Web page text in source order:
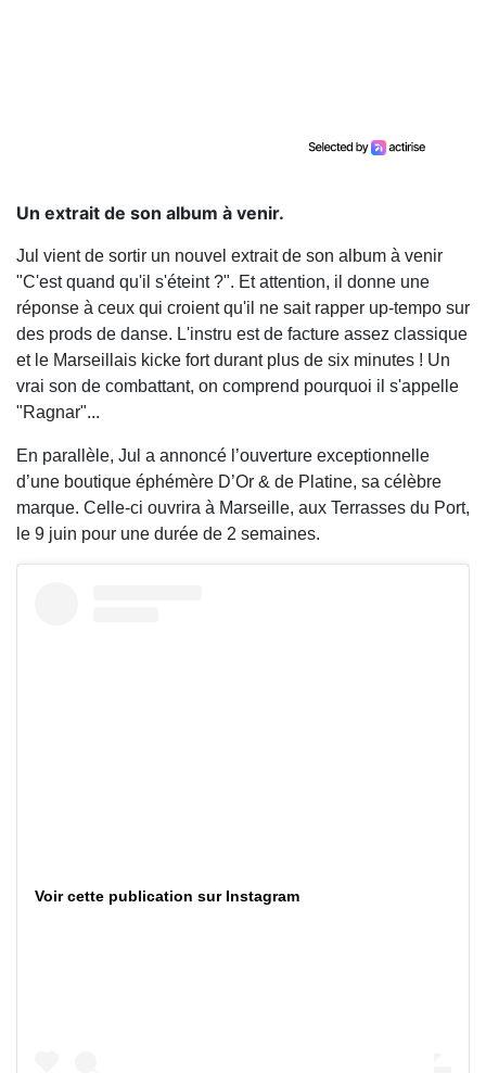
Un extrait de son album à venir.
Jul vient de sortir un nouvel extrait de son album à venir
"C'est quand qu'il s'éteint ?". Et attention, il donne une
réponse à ceux qui croient qu'il ne sait rapper up-tempo sur
des prods de danse. L'instru est de facture assez classique
et le Marseillais kicke fort durant plus de six minutes ! Un
vrai son de combattant, on comprend pourquoi il s'appelle
"Ragnar"...
En parallèle, Jul a annoncé l’ouverture exceptionnelle
d’une boutique éphémère D’Or & de Platine, sa célèbre
marque. Celle-ci ouvrira à Marseille, aux Terrasses du Port,
le 9 juin pour une durée de 2 semaines.
Voir cette publication sur Instagram